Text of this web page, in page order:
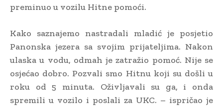
preminuo u vozilu Hitne pomoći.
Kako saznajemo nastradali mladić je posjetio
Panonska jezera sa svojim prijateljima. Nakon
ulaska u vodu, odmah je zatražio pomoć. Nije se
osjećao dobro. Pozvali smo Hitnu koji su došli u
roku od 5 minuta. Oživljavali su ga, i onda
spremili u vozilo i poslali za UKC. – ispričao je